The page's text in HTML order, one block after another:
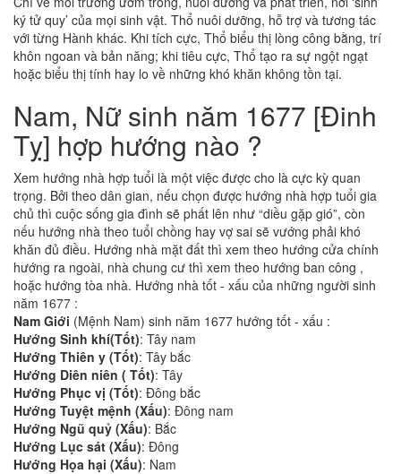
ký tử quy’ của mọi sinh vật. Thổ nuôi dưỡng, hỗ trợ và tương tác
với từng Hành khác. Khi tích cực, Thổ biểu thị lòng công bằng, trí
khôn ngoan và bản năng; khi tiêu cực, Thổ tạo ra sự ngột ngạt
hoặc biểu thị tính hay lo về những khó khăn không tồn tại.
Nam, Nữ sinh năm 1677 [Đinh
Tỵ] hợp hướng nào ?
Xem hướng nhà hợp tuổi là một việc được cho là cực kỳ quan
trọng. Bởi theo dân gian, nếu chọn được hướng nhà hợp tuổi gia
chủ thì cuộc sống gia đình sẽ phất lên như “diều gặp gió”, còn
nếu hướng nhà theo tuổi chồng hay vợ sai sẽ vướng phải khó
khăn đủ điều. Hướng nhà mặt đất thì xem theo hướng cửa chính
hướng ra ngoài, nhà chung cư thì xem theo hướng ban công ,
hoặc hướng tòa nhà. Hướng nhà tốt - xấu của những người sinh
năm 1677 :
Nam Giới (Mệnh Nam) sinh năm 1677 hướng tốt - xấu :
Hướng Sinh khí(Tốt): Tây nam
Hướng Thiên y (Tốt): Tây bắc
Hướng Diên niên ( Tốt): Tây
Hướng Phục vị (Tốt): Đông bắc
Hướng Tuyệt mệnh (Xấu): Đông nam
Hướng Ngũ quỷ (Xấu): Bắc
Hướng Lục sát (Xấu): Đông
Hướng Họa hại (Xấu): Nam